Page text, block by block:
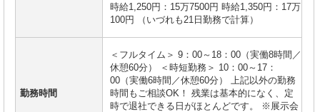
時給1,250円：15万7500円 時給1,350円：17万
100円 （いづれも21日勤務で計算）
勤務時間
＜フルタイム＞ 9：00～18：00（実働8時間／
休憩60分） ＜時短勤務＞ 10：00～17：
00（実働6時間／休憩60分） 上記以外の勤務
時間もご相談OK！ 残業は基本的になく、定
時で退社できる日がほとんどです。 ※展示会